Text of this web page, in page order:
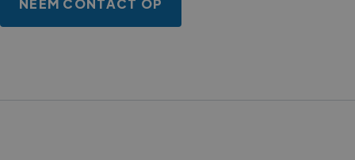
NEEM CONTACT OP